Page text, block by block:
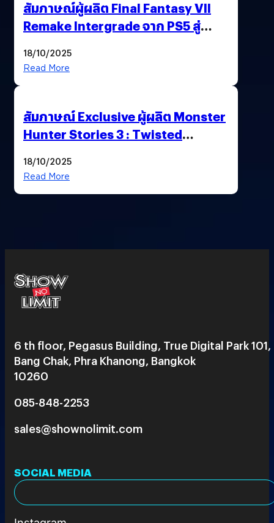
สัมภาษณ์ผู้ผลิต Final Fantasy VII
Remake Intergrade จาก PS5 สู่
18/10/2025
Read More
สัมภาษณ์ Exclusive ผู้ผลิต Monster
Hunter Stories 3 : Twisted
สวยฉ่ำ !
18/10/2025
Read More
6 th floor, Pegasus Building, True Digital Park 101,
Bang Chak, Phra Khanong, Bangkok
10260
085-848-2253
sales@shownolimit.com
SOCIAL MEDIA